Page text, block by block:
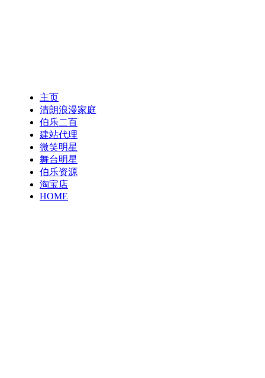
主页
清朗浪漫家庭
伯乐二百
建站代理
微笑明星
舞台明星
伯乐资源
淘宝店
HOME